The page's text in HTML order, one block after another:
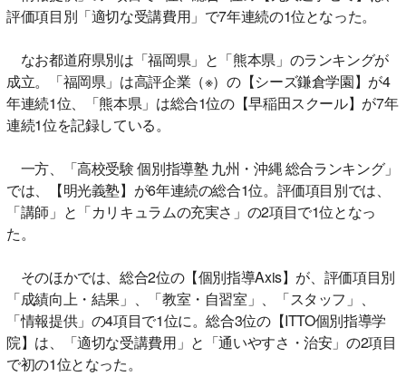
評価項目別「適切な受講費用」で7年連続の1位となった。
なお都道府県別は「福岡県」と「熊本県」のランキングが
成立。「福岡県」は高評企業（※）の【シーズ鎌倉学園】が4
年連続1位、「熊本県」は総合1位の【早稲田スクール】が7年
連続1位を記録している。
一方、「高校受験 個別指導塾 九州・沖縄 総合ランキング」
では、【明光義塾】が6年連続の総合1位。評価項目別では、
「講師」と「カリキュラムの充実さ」の2項目で1位となっ
た。
そのほかでは、総合2位の【個別指導Axis】が、評価項目別
「成績向上・結果」、「教室・自習室」、「スタッフ」、
「情報提供」の4項目で1位に。総合3位の【ITTO個別指導学
院】は、「適切な受講費用」と「通いやすさ・治安」の2項目
で初の1位となった。